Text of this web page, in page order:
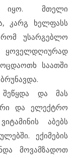
იყო. მთელი
კარგ ხელფასს
რომ უსარგებლო
საათში
შეწყდა და მას
და ელექტრო
აბებს
ექიმების
მოვამზადოთ